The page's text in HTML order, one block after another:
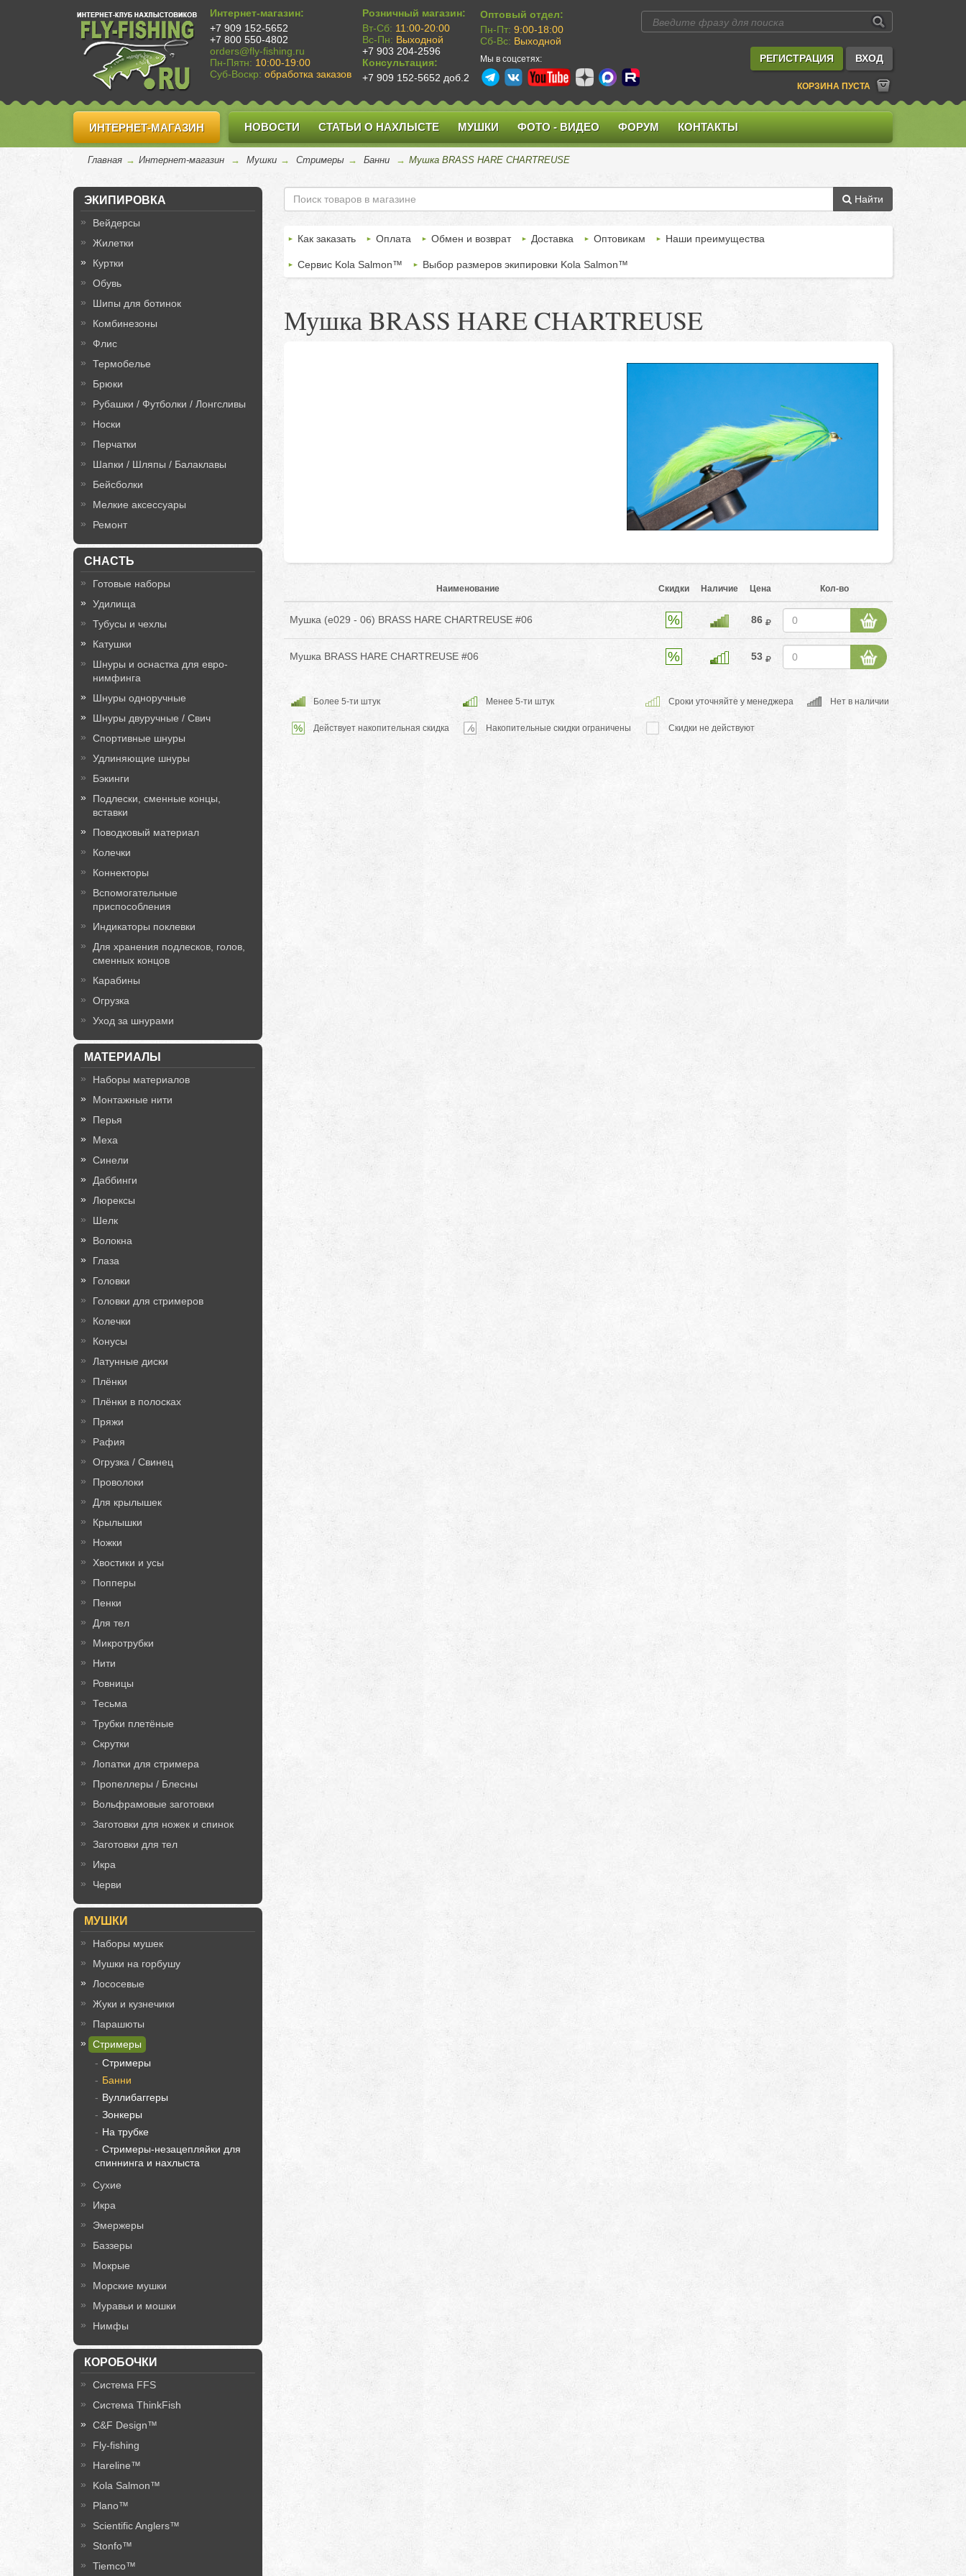
Интернет-магазин:
+7 909 152-5652
+7 800 550-4802
orders@fly-fishing.ru
Пн-Пятн: 10:00-19:00
Суб-Воскр: обработка заказов
Розничный магазин:
Вт-Сб: 11:00-20:00
Вс-Пн: Выходной
+7 903 204-2596
Консультация:
+7 909 152-5652 доб.2
Оптовый отдел:
Пн-Пт: 9:00-18:00
Сб-Вс: Выходной
Мы в соцсетях: РЕГИСТРАЦИЯ ВХОД
КОРЗИНА ПУСТА
ИНТЕРНЕТ-МАГАЗИН НОВОСТИ СТАТЬИ О НАХЛЫСТЕ МУШКИ ФОТО - ВИДЕО ФОРУМ КОНТАКТЫ
Главная → Интернет-магазин → Мушки → Стримеры → Банни → Мушка BRASS HARE CHARTREUSE
ЭКИПИРОВКА
Вейдерсы
Жилетки
Куртки
Обувь
Шипы для ботинок
Комбинезоны
Флис
Термобелье
Брюки
Рубашки / Футболки / Лонгсливы
Носки
Перчатки
Шапки / Шляпы / Балаклавы
Бейсболки
Мелкие аксессуары
Ремонт
СНАСТЬ
Готовые наборы
Удилища
Тубусы и чехлы
Катушки
Шнуры и оснастка для евро-
нимфинга
Шнуры одноручные
Шнуры двуручные / Свич
Спортивные шнуры
Удлиняющие шнуры
Бэкинги
Подлески, сменные концы,
вставки
Поводковый материал
Колечки
Коннекторы
Вспомогательные
приспособления
Индикаторы поклевки
Для хранения подлесков, голов,
сменных концов
Карабины
Огрузка
Уход за шнурами
МАТЕРИАЛЫ
Наборы материалов
Монтажные нити
Перья
Меха
Синели
Даббинги
Люрексы
Шелк
Волокна
Глаза
Головки
Головки для стримеров
Колечки
Конусы
Латунные диски
Плёнки
Плёнки в полосках
Пряжи
Рафия
Огрузка / Свинец
Проволоки
Для крылышек
Крылышки
Ножки
Хвостики и усы
Попперы
Пенки
Для тел
Микротрубки
Нити
Ровницы
Тесьма
Трубки плетёные
Скрутки
Лопатки для стримера
Пропеллеры / Блесны
Вольфрамовые заготовки
Заготовки для ножек и спинок
Заготовки для тел
Икра
Черви
МУШКИ
Наборы мушек
Мушки на горбушу
Лососевые
Жуки и кузнечики
Парашюты
Стримеры
Стримеры
Банни
Вуллибаггеры
Зонкеры
На трубке
Стримеры-незацепляйки для
спиннинга и нахлыста
Сухие
Икра
Эмержеры
Баззеры
Мокрые
Морские мушки
Муравьи и мошки
Нимфы
КОРОБОЧКИ
Система FFS
Система ThinkFish
C&F Design™
Fly-fishing
Hareline™
Kola Salmon™
Plano™
Scientific Anglers™
Stonfo™
Tiemco™
Найти
Как заказать Оплата Обмен и возврат Доставка Оптовикам Наши преимущества
Сервис Kola Salmon™ Выбор размеров экипировки Kola Salmon™
Мушка BRASS HARE CHARTREUSE
Наименование Скидки Наличие Цена Кол-во
Мушка (e029 - 06) BRASS HARE CHARTREUSE #06 86
Мушка BRASS HARE CHARTREUSE #06 53
Более 5-ти штук Менее 5-ти штук Cроки уточняйте у менеджера Нет в наличии
Действует накопительная скидка Накопительные скидки ограничены Скидки не действуют